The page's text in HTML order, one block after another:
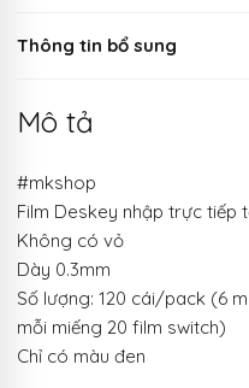
Thông tin bổ sung
Mô tả
#mkshop
Film Deskey nhập trực tiếp
Không có vỏ
Dày 0.3mm
Số lượng: 120 cái/pack (6
mỗi miếng 20 film switch)
Chỉ có màu đen